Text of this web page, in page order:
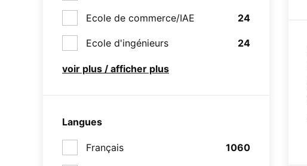
Ecole de commerce/IAE 24
Ecole d'ingénieurs 24
voir plus / afficher plus
Langues
Français 1060